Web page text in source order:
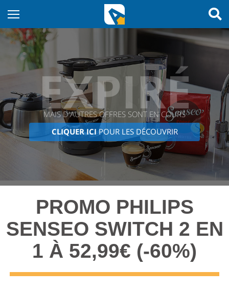
EXPIRÉ
MAIS D'AUTRES OFFRES SONT EN COURS
CLIQUER ICIPOUR LES DÉCOUVRIR
PROMO PHILIPS
SENSEO SWITCH 2 EN
1 À 52,99€ (-60%)